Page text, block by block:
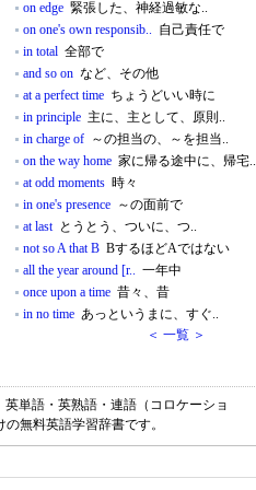
on edge 緊張した、神経過敏な..
on one's own responsib.. 自己責任で
in total 全部で
and so on など、その他
at a perfect time ちょうどいい時に
in principle 主に、主として、原則..
in charge of ～の担当の、～を担当..
on the way home 家に帰る途中に、帰宅..
at odd moments 時々
in one's presence ～の面前で
at lastとうとう、ついに、つ..
not so A that B BするほどAではない
all the year around [r.. 一年中
once upon a time 昔々、昔
in no time あっというまに、すぐ..
＜ 一覧 ＞
英単語・英熟語・連語（コロケーショ
無料英語学習辞書です。